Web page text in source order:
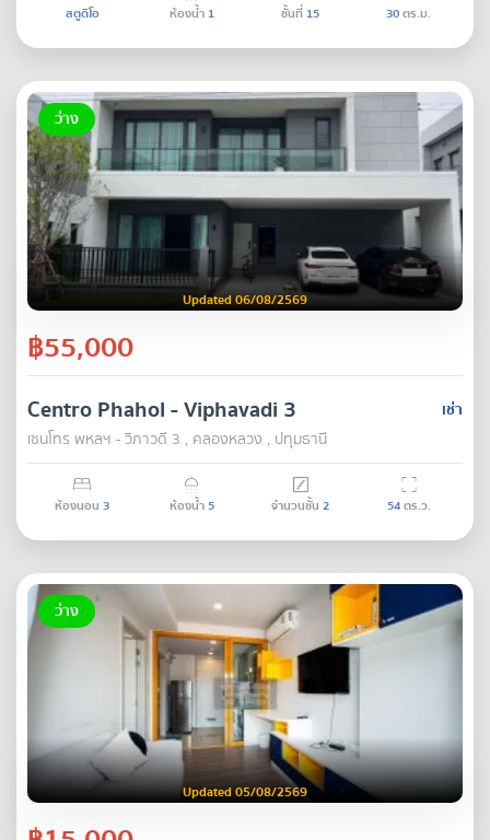
สตูดิโอ ห้องน้ำ 1 ชั้นที่ 15 30ตร.ม.
ว่าง
Updated 06/08/2569
฿55,000
เช่า
Centro Phahol - Viphavadi 3
เซนโทร พหลฯ - วิภาวดี 3 , คลองหลวง , ปทุมธานี
ห้องนอน 3 ห้องน้ำ5 จำนวนชั้น 2 54ตร.ว.
ว่าง
Updated 05/08/2569